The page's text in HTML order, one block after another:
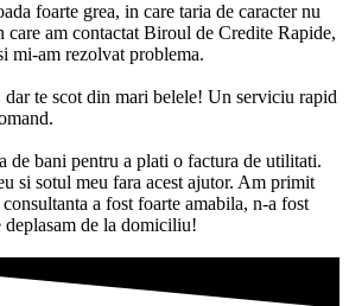
foarte grea, in care taria de caracter nu
care am contactat Biroul de Credite Rapide,
mi-am rezolvat problema.
te scot din mari belele! Un serviciu rapid
de bani pentru a plati o factura de utilitati.
si sotul meu fara acest ajutor. Am primit
a fost foarte amabila, n-a fost
deplasam de la domiciliu!